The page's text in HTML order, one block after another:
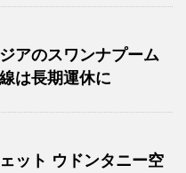
アのスワンナプーム
は長期運休に
ット ウドンタニー空